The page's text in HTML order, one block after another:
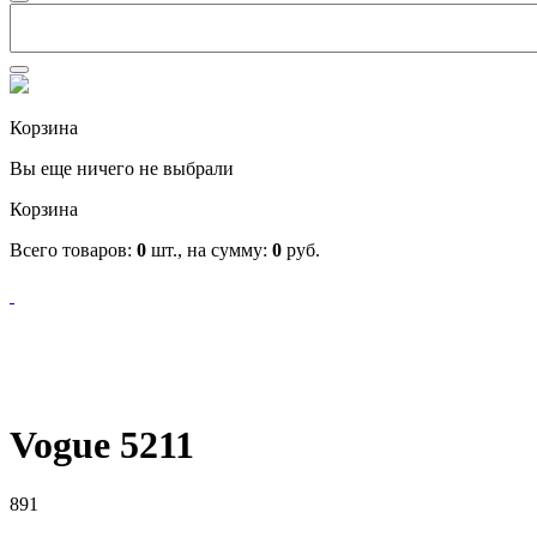
Корзина
Вы еще ничего не выбрали
Корзина
Всего товаров: 0 шт., на сумму: 0 руб.
Vogue 5211
891